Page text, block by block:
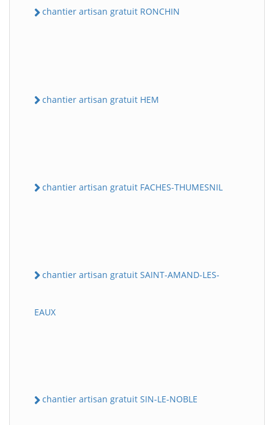
chantier artisan gratuit RONCHIN
chantier artisan gratuit HEM
chantier artisan gratuit FACHES-THUMESNIL
chantier artisan gratuit SAINT-AMAND-LES-
EAUX
chantier artisan gratuit SIN-LE-NOBLE